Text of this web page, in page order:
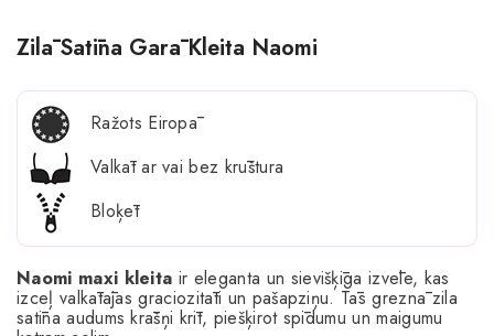
Zilā Satīna Garā Kleita Naomi
Ražots Eiropā
Valkāt ar vai bez krūštura
Bloķēt
Naomi maxi kleita ir eleganta un sievišķīga izvēle, kas
izceļ valkātājas graciozitāti un pašapziņu. Tās greznā zila
satīna audums krāšņi krīt, piešķirot spīdumu un maigumu